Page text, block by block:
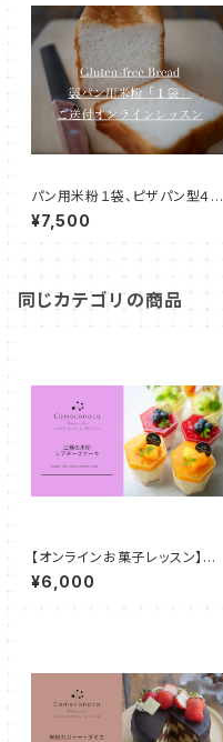
パン用米粉１袋、ピザパン型４個
付き！【オンライン米粉教室】グル
テンフリー米粉パン
¥7,500
同じカテゴリの商品
【オンラインお菓子レッスン】三
種の米粉レアチーズケーキ＆チ
ョコレート入りクランチ
¥6,000